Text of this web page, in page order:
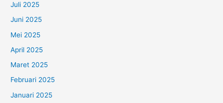
Juli 2025
Juni 2025
Mei 2025
April 2025
Maret 2025
Februari 2025
Januari 2025